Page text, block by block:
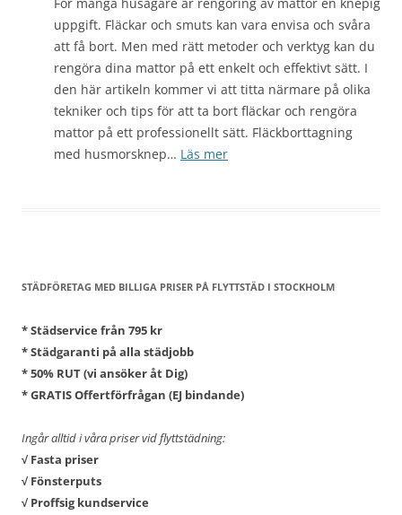
Don’ts
för
en
Smidig
Flytt
uppgift. Fläckar och smuts kan vara envisa och svåra
att få bort. Men med rätt metoder och verktyg kan du
rengöra dina mattor på ett enkelt och effektivt sätt. I
den här artikeln kommer vi att titta närmare på olika
tekniker och tips för att ta bort fläckar och rengöra
mattor på ett professionellt sätt. Fläckborttagning
med husmorsknep… Läs mer:
effektiv
STÄDFÖRETAG MED BILLIGA PRISER PÅ FLYTTSTÄD I STOCKHOLM
* Städservice från 795 kr
* Städgaranti på alla städjobb
* 50% RUT (vi ansöker åt Dig)
* GRATIS Offertförfrågan (EJ bindande)
Ingår alltid i våra priser vid flyttstädning:
√ Fasta priser
√ Fönsterputs
√ Proffsig kundservice